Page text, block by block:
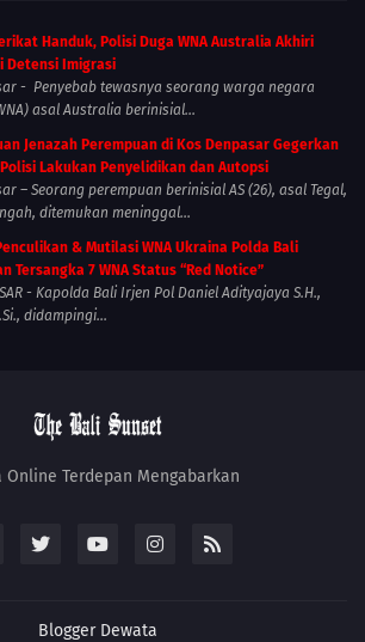
Handuk, Polisi Duga WNA Australia Akhiri
Detensi Imigrasi
- Penyebab tewasnya seorang warga negara
asal Australia berinisial...
Jenazah Perempuan di Kos Denpasar Gegerkan
Lakukan Penyelidikan dan Autopsi
– Seorang perempuan berinisial AS (26), asal Tegal,
ditemukan meninggal...
& Mutilasi WNA Ukraina Polda Bali
Tersangka 7 WNA Status “Red Notice”
- Kapolda Bali Irjen Pol Daniel Adityajaya S.H.,
didampingi...
Online Terdepan Mengabarkan
Blogger Dewata